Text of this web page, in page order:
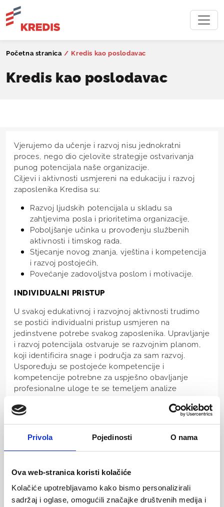
Privola Pojedinosti O nama
Ova web-stranica koristi kolačiće
Kolačiće upotrebljavamo kako bismo personalizirali
sadržaj i oglase, omogućili značajke društvenih medija i
Početna stranica / Kredis kao poslodavac
Kredis kao poslodavac
Vjerujemo da učenje i razvoj nisu jednokratni
proces, nego dio cjelovite strategije ostvarivanja
punog potencijala naše organizacije.
Ciljevi i aktivnosti usmjereni na edukaciju i razvoj
zaposlenika Kredisa su:
Razvoj ljudskih potencijala u skladu sa
zahtjevima posla i prioritetima organizacije,
Poboljšanje učinka u provođenju službenih
aktivnosti i timskog rada,
Stjecanje novog znanja, vještina i kompetencija
i razvoj postojećih,
Povećanje zadovoljstva poslom i motivacije.
INDIVIDUALNI PRISTUP
U svakoj edukativnoj i razvojnoj aktivnosti trudimo
se postići individualni pristup usmjeren na
jedinstvene potrebe svakog zaposlenika. Upravljanje
i razvoj potencijala ostvaruje se razvojnim planom,
koji identificira snage i područja za sam razvoj.
Uspoređuju se postojeće kompetencije i
kompetencije potrebne za uspješno obavljanje
profesionalne uloge te se temeljem analize
pojedinih zaposlenika, timova ili organizacije.
stvaranje okruženja u kojem se dijele dobre prakse i
Neke od aktivnosti koje koristimo u ostvarenju ovog
cilja su: